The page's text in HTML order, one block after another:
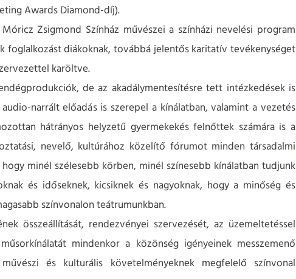
Awards Diamond-díj).
Zsigmond Színház művészei a színházi nevelési program
foglalkozást diákoknak, továbbá jelentős karitatív tevékenységet
karöltve.
de az akadálymentesítésre tett intézkedések is
narrált előadás is szerepel a kínálatban, valamint a vezetés
hátrányos helyzetű gyermekekés felnőttek számára is a
nevelő, kultúrához közelítő fórumot minden társadalmi
minél szélesebb körben, minél színesebb kínálatban tudjunk
és időseknek, kicsiknek és nagyoknak, hogy a minőség és
színvonalon teátrumunkban.
összeállítását, rendezvényei szervezését, az üzemeltetéssel
mindenkor a közönség igényeinek messzemenő
és kulturális követelményeknek megfelelő színvonal